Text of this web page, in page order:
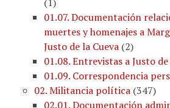
01.07. Documentación
muertes y homenajes a
Justo de la Cueva (2)
01.08. Entrevistas a Justo
01.09. Correspondencia
02. Militancia política (347)
02.01. Documentación